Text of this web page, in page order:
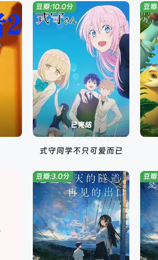
已完结
豆瓣:10.0分
式守同学不只可爱而已
豆
豆瓣:3.0分 豆